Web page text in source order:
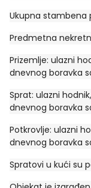
Ukupna stambena
Predmetna
Prizemlje: ulazni
dnevnog boravka
Sprat: ulazni
dnevnog boravka
Potkrovlje: ulazni
dnevnog boravka
Spratovi u kući su